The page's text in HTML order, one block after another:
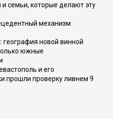
семьи, которые делают эту
механизм
новой винной
южные
и его
прошли проверку ливнем 9